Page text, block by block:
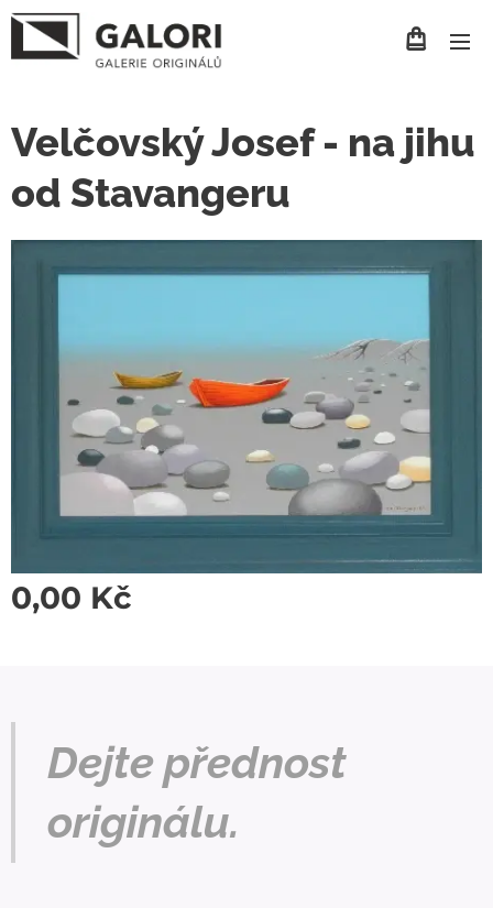
Velčovský Josef - na jihu
od Stavangeru
0,00 Kč
Dejte přednost
originálu.